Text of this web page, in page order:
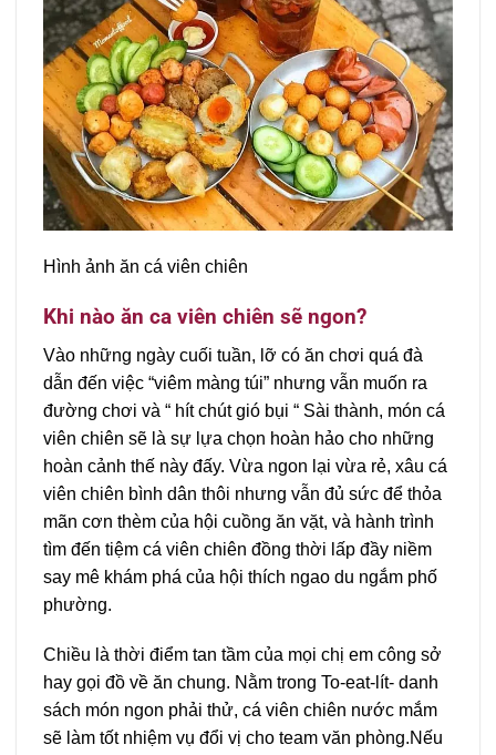
Hình ảnh ăn cá viên chiên
Khi nào ăn ca viên chiên sẽ ngon?
Vào những ngày cuối tuần, lỡ có ăn chơi quá đà
dẫn đến việc “viêm màng túi” nhưng vẫn muốn ra
đường chơi và “ hít chút gió bụi “ Sài thành, món cá
viên chiên sẽ là sự lựa chọn hoàn hảo cho những
hoàn cảnh thế này đấy. Vừa ngon lại vừa rẻ, xâu cá
viên chiên bình dân thôi nhưng vẫn đủ sức để thỏa
mãn cơn thèm của hội cuồng ăn vặt, và hành trình
tìm đến tiệm cá viên chiên đồng thời lấp đầy niềm
say mê khám phá của hội thích ngao du ngắm phố
phường.
Chiều là thời điểm tan tầm của mọi chị em công sở
hay gọi đồ về ăn chung. Nằm trong To-eat-lít- danh
sách món ngon phải thử, cá viên chiên nước mắm
sẽ làm tốt nhiệm vụ đổi vị cho team văn phòng.Nếu